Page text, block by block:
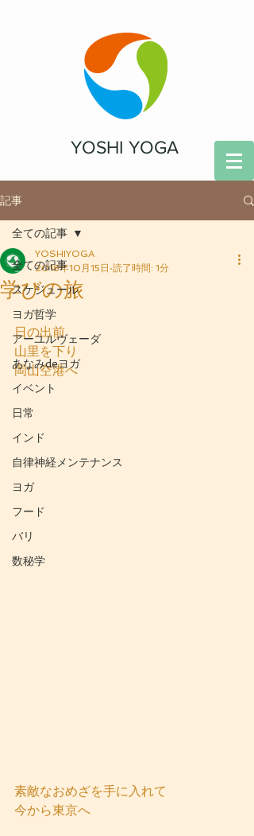
YOSHI YOGA
記事
全ての記事
スケジュール
ヨガ哲学
アーユルヴェーダ
あなみdeヨガ
イベント
日常
インド
自律神経メンテナンス
ヨガ
フード
バリ
数秘学
全ての記事
学びの旅
YOSHIYOGA
2018年10月15日 読了時間: 1分
日の出前
山里を下り
岡山空港へ
素敵なおめざを手に入れて
今から東京へ